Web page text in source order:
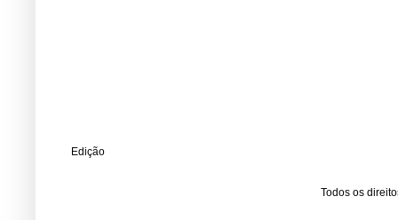
Edição
Todos os